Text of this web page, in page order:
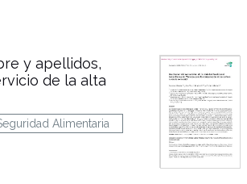
y apellidos,
de la alta
Alimentaria